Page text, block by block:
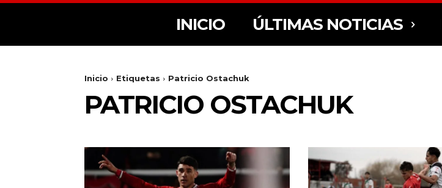
INICIO ÚLTIMAS NOTICIAS
Inicio Etiquetas Patricio Ostachuk
PATRICIO OSTACHUK